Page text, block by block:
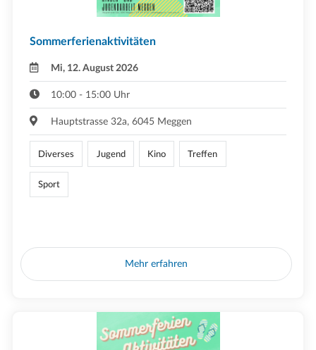
Sommerferienaktivitäten
Mi, 12. August 2026
10:00 - 15:00 Uhr
Hauptstrasse 32a, 6045 Meggen
Diverses Jugend Kino Treffen
Sport
Mehr erfahren